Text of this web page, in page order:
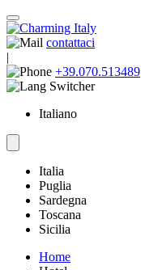
contattaci
|
+39.070.513489
Italiano
Italia
Puglia
Sardegna
Toscana
Sicilia
Home